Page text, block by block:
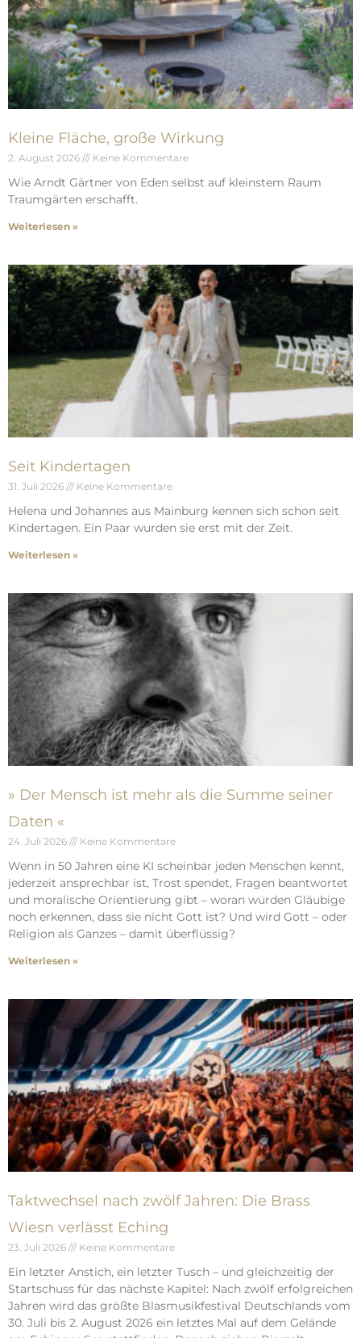
Kleine Fläche, große Wirkung
2. August 2026 Keine Kommentare
Wie Arndt Gärtner von Eden selbst auf kleinstem Raum
Traumgärten erschafft.
Weiterlesen »
Seit Kindertagen
31. Juli 2026 Keine Kommentare
Helena und Johannes aus Mainburg kennen sich schon seit
Kindertagen. Ein Paar wurden sie erst mit der Zeit.
Weiterlesen »
» Der Mensch ist mehr als die Summe seiner
Daten «
24. Juli 2026 Keine Kommentare
Wenn in 50 Jahren eine KI scheinbar jeden Menschen kennt,
jederzeit ansprechbar ist, Trost spendet, Fragen beantwortet
und moralische Orientierung gibt – woran würden Gläubige
noch erkennen, dass sie nicht Gott ist? Und wird Gott – oder
Religion als Ganzes – damit überflüssig?
Weiterlesen »
Taktwechsel nach zwölf Jahren: Die Brass
Wiesn verlässt Eching
23. Juli 2026 Keine Kommentare
Ein letzter Anstich, ein letzter Tusch – und gleichzeitig der
Startschuss für das nächste Kapitel: Nach zwölf erfolgreichen
Jahren wird das größte Blasmusikfestival Deutschlands vom
30. Juli bis 2. August 2026 ein letztes Mal auf dem Gelände